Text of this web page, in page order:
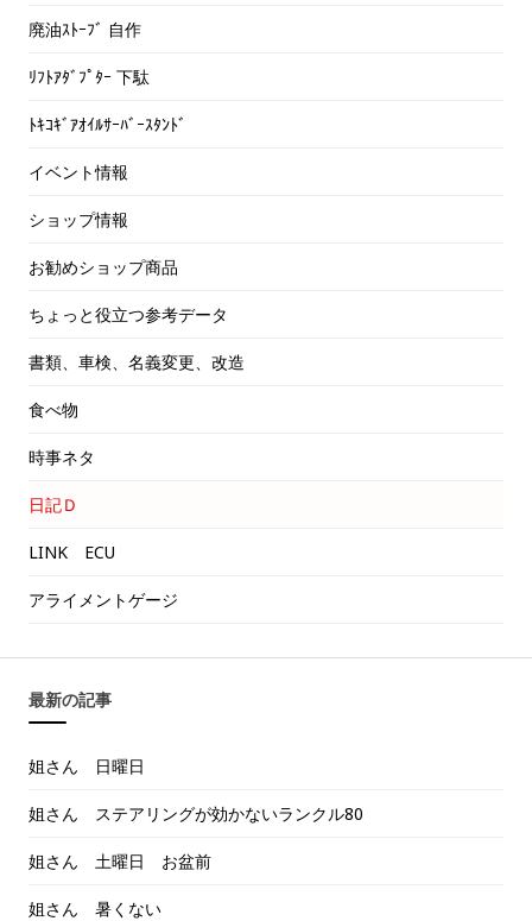
廃油ｽﾄｰﾌﾞ 自作
ﾘﾌﾄｱﾀﾞﾌﾟﾀｰ 下駄
ﾄｷｺｷﾞｱｵｲﾙｻｰﾊﾞｰｽﾀﾝﾄﾞ
イベント情報
ショップ情報
お勧めショップ商品
ちょっと役立つ参考データ
書類、車検、名義変更、改造
食べ物
時事ネタ
日記Ｄ
LINK ECU
アライメントゲージ
最新の記事
姐さん 日曜日
姐さん ステアリングが効かないランクル80
姐さん 土曜日 お盆前
姐さん 暑くない